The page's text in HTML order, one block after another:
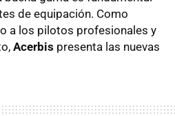
de equipación. Como
a los pilotos profesionales y
Acerbis presenta las nuevas